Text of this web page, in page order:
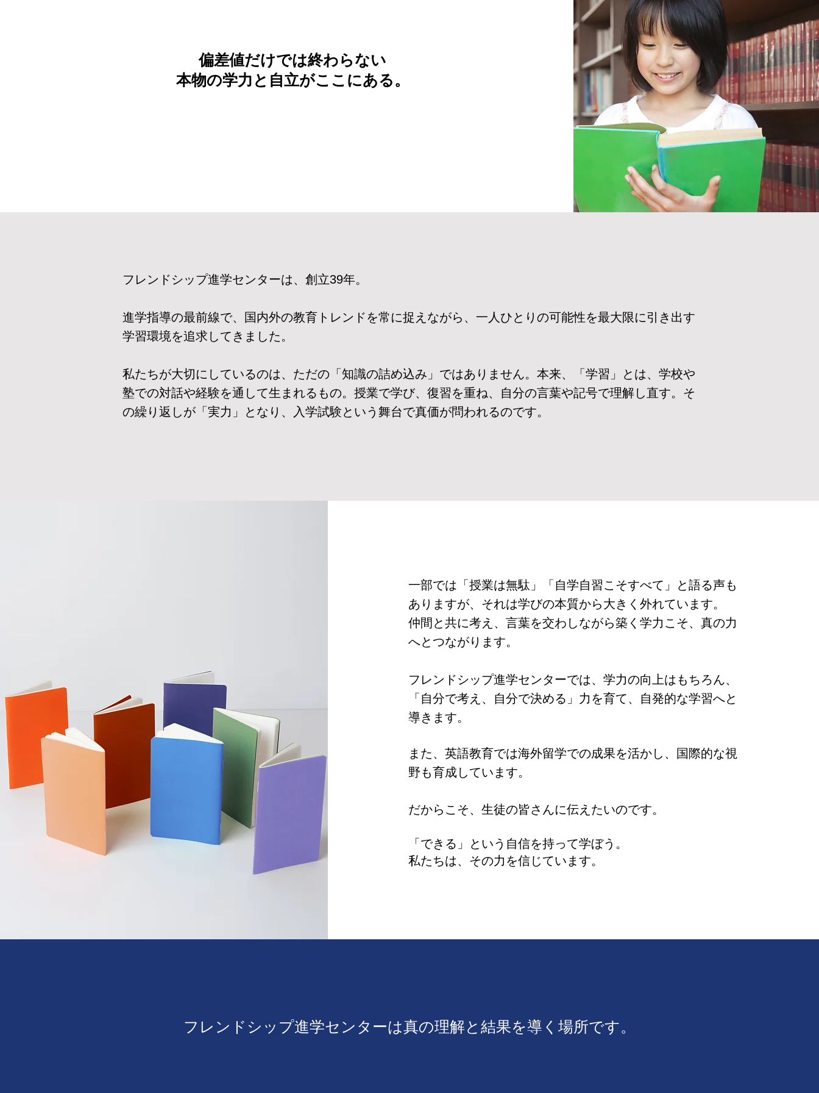
偏差値だけでは終わらない
本物の学力と自立がここにある。
フレンドシップ進学センターは、創立39年。
進学指導の最前線で、国内外の教育トレンドを常に捉えながら、一人ひとりの可能性を最大限に引き出す
学習環境を追求してきました。
私たちが大切にしているのは、ただの「知識の詰め込み」ではありません。本来、「学習」とは、学校や
塾での対話や経験を通して生まれるもの。授業で学び、復習を重ね、自分の言葉や記号で理解し直す。そ
の繰り返しが「実力」となり、入学試験という舞台で真価が問われるのです。
一部では「授業は無駄」「自学自習こそすべて」と語る声も
ありますが、それは学びの本質から大きく外れています。
仲間と共に考え、言葉を交わしながら築く学力こそ、真の力
へとつながります。
フレンドシップ進学センターでは、学力の向上はもちろん、
「自分で考え、自分で決める」力を育て、自発的な学習へと
導きます。
また、英語教育では海外留学での成果を活かし、国際的な視
野も育成しています。
だからこそ、生徒の皆さんに伝えたいのです。
「できる」という自信を持って学ぼう。
私たちは、その力を信じています。
フレンドシップ進学センターは真の理解と結果を導く場所です。